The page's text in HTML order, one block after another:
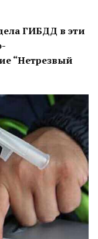
ГИБДД в эти
“Нетрезвый